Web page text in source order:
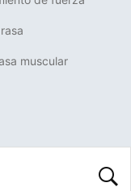
muscular